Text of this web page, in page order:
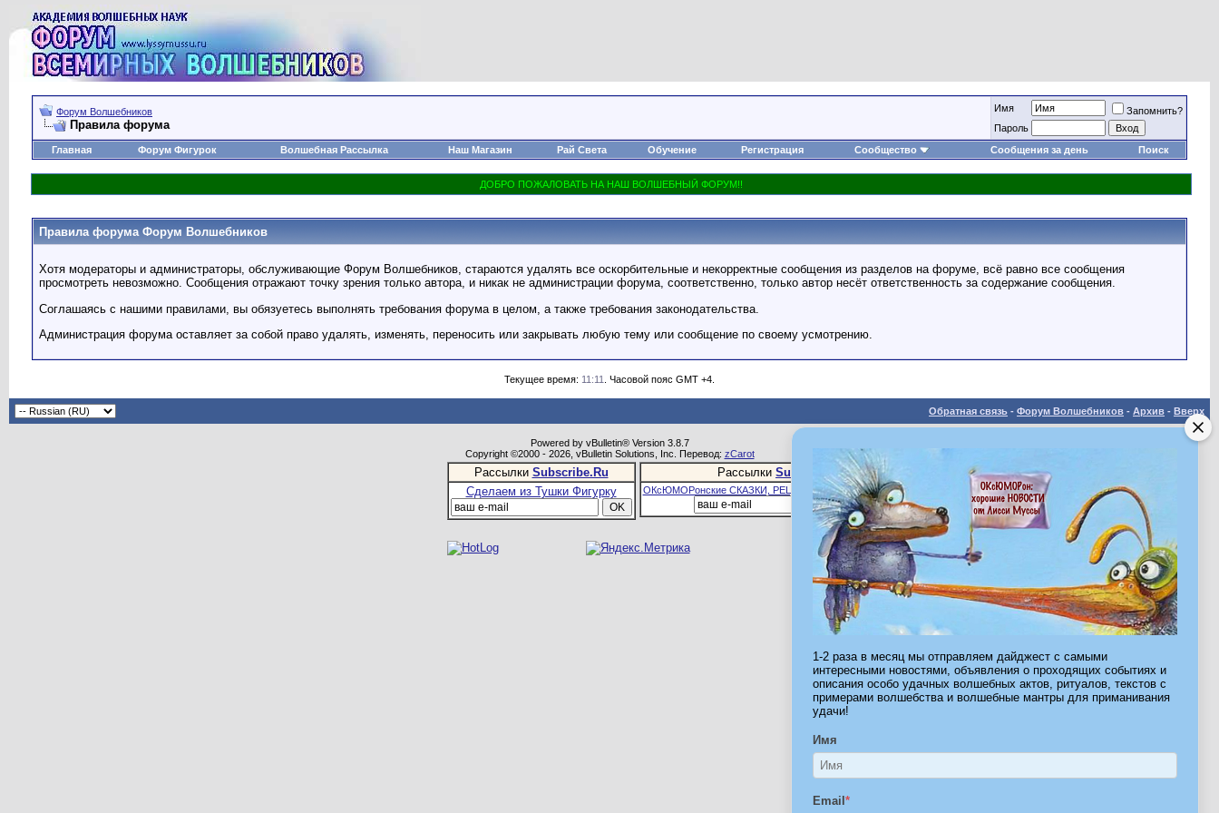
1-2 раза в месяц мы отправляем дайджест с самыми
интересными новостями, объявления о проходящих событиях и
описания особо удачных волшебных актов, ритуалов, текстов с
примерами волшебства и волшебные мантры для приманивания
удачи!
Имя
Email *
Форум Волшебников
Правила форума
Имя
Запомнить?
Пароль
Главная
Форум Фигурок Волшебная Рассылка Наш Магазин Рай Света Обучение Регистрация Сообщество Сообщения за день Поиск
Правила форума Форум Волшебников
Хотя модераторы и администраторы, обслуживающие Форум Волшебников, стараются удалять все оскорбительные и некорректные сообщения из разделов на форуме, всё равно все сообщения
просмотреть невозможно. Сообщения отражают точку зрения только автора, и никак не администрации форума, соответственно, только автор несёт ответственность за содержание сообщения.
Соглашаясь с нашими правилами, вы обязуетесь выполнять требования форума в целом, а также требования законодательства.
Администрация форума оставляет за собой право удалять, изменять, переносить или закрывать любую тему или сообщение по своему усмотрению.
Текущее время: 11:11 . Часовой пояс GMT +4.
Обратная связь - Форум Волшебников - Архив - Вверх
Powered by vBulletin® Version 3.8.7
Copyright ©2000 - 2026, vBulletin Solutions, Inc. Перевод: zCarot
Рассылки Subscribe.Ru
Сделаем из Тушки Фигурку
Рассылки Subscribe.Ru
ОКсЮМОРонские СКАЗКИ, РЕЦЕПТЫ И ШТУЧКИ ДЛЯ ВСЕХ